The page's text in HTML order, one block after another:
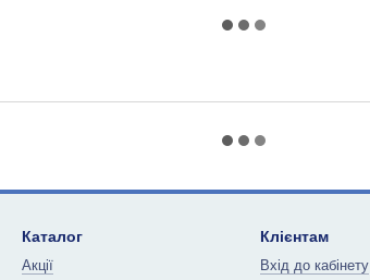
Каталог
Акції
Клієнтам
Вхід до кабінету